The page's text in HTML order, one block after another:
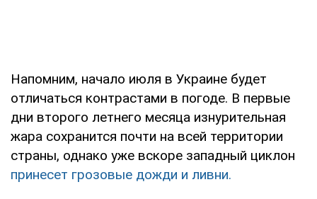
Напомним, начало июля в Украине будет
отличаться контрастами в погоде. В первые
дни второго летнего месяца изнурительная
жара сохранится почти на всей территории
страны, однако уже вскоре западный циклон
принесет грозовые дожди и ливни.